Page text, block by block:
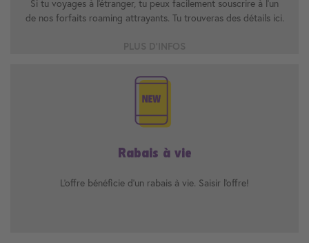
Si tu voyages à l'étranger, tu peux facilement souscrire à l'un
de nos forfaits roaming attrayants. Tu trouveras des détails ici.
Rabais à vie
L'offre bénéficie d'un rabais à vie. Saisir l'offre!